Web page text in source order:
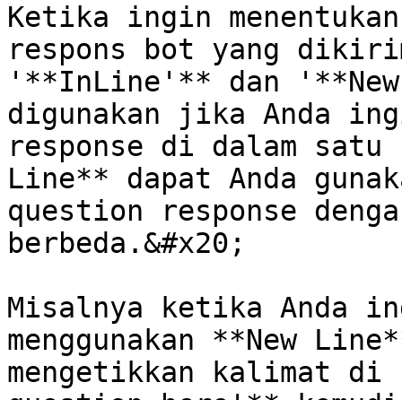
Ketika ingin
respons bot yang
'**InLine'** dan
digunakan jika Anda
response di dalam satu
Line** dapat Anda
question response
berbeda.&#x20;
Misalnya ketika Anda
menggunakan **New
mengetikkan kalimat